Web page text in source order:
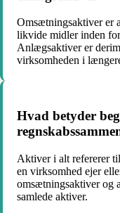
Omsætningsaktiver er
likvide midler inden
Anlægsaktiver er
virksomheden i
Hvad betyder
Aktiver i alt refererer
en virksomhed ejer
omsætningsaktiver og
samlede aktiver.